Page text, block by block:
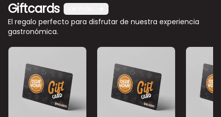
Giftcards
El regalo perfecto para disfrutar de nuestra experiencia
gastronómica.